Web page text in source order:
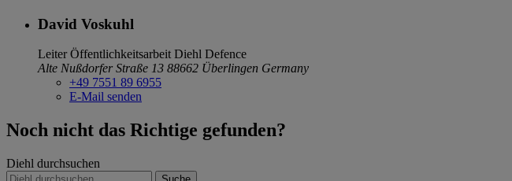
David Voskuhl
Leiter Öffentlichkeitsarbeit Diehl Defence
Alte Nußdorfer Straße 13 88662 Überlingen Germany
+49 7551 89 6955
E-Mail senden
Noch nicht das Richtige gefunden?
Diehl durchsuchen